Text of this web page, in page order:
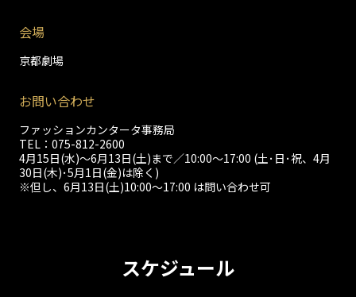
会場
京都劇場
お問い合わせ
ファッションカンタータ事務局
TEL：075-812-2600
4月15日(水)～6月13日(土)まで／10:00～17:00 (土･日･祝、4月
30日(木)･5月1日(金)は除く)
※但し、6月13日(土)10:00～17:00 は問い合わせ可
スケジュール